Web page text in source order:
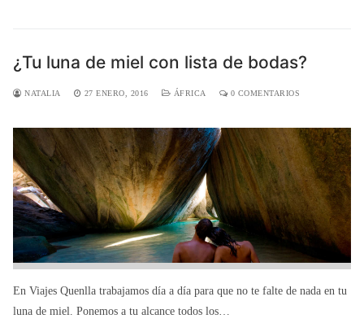
¿Tu luna de miel con lista de bodas?
NATALIA 27 ENERO, 2016 ÁFRICA 0 COMENTARIOS
En Viajes Quenlla trabajamos día a día para que no te falte de nada en tu
luna de miel. Ponemos a tu alcance todos los…